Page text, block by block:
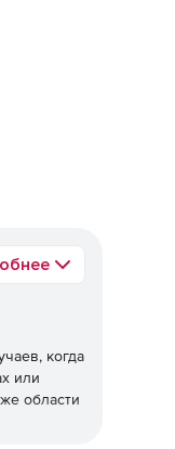
когда
или
области